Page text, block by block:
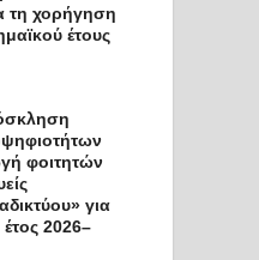
τη χορήγηση
έτους
φοιτητών
για
2026–